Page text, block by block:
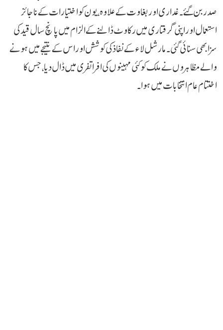
صدر بن گئے۔ غداری اور بغاوت کے علاوہ، یون کو اختیارات کے ناجائز
استعمال اور اپنی گرفتاری میں رکاوٹ ڈالنے کے الزام میں پانچ سال قید کی
سزا بھی سنائی گئی۔ مارشل لاء کے نفاذ کی کوشش اور اس کے نتیجے میں ہونے
والے مظاہروں نے ملک کو کئی مہینوں کی افراتفری میں ڈال دیا، جس کا
اختتام عام انتخابات میں ہوا۔